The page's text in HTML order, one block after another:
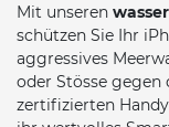
Mit unseren
schützen Sie Ihr
aggressives
oder Stösse gegen
zertifizierten